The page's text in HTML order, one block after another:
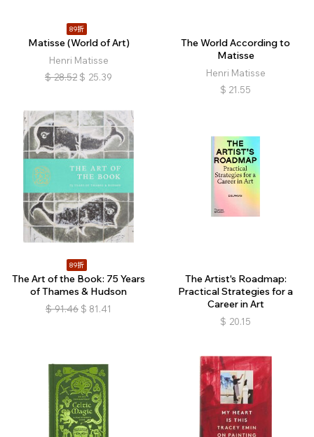
89折
Matisse (World of Art)
Henri Matisse
$ 28.52 $ 25.39
The World According to
Matisse
Henri Matisse
$ 21.55
89折
The Art of the Book: 75 Years
of Thames & Hudson
$ 91.46 $ 81.41
The Artist's Roadmap:
Practical Strategies for a
Career in Art
$ 20.15